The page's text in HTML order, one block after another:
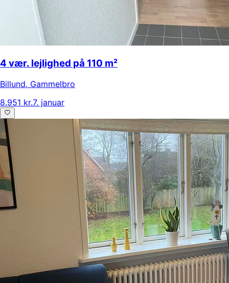
4 vær. lejlighed på 110 m²
Billund, Gammelbro
8.951 kr.7. januar